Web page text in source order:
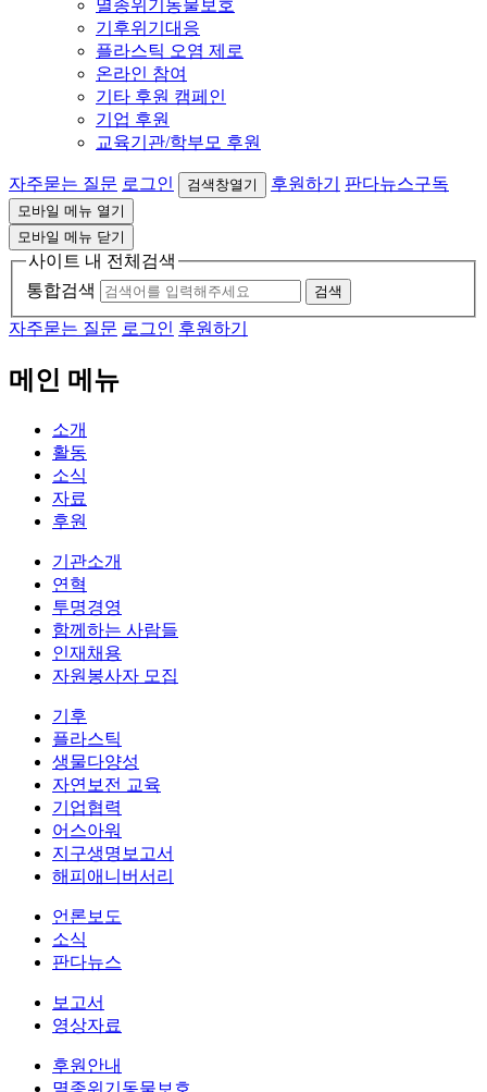
멸종위기동물보호
기후위기대응
플라스틱 오염 제로
온라인 참여
기타 후원 캠페인
기업 후원
교육기관/학부모 후원
자주묻는 질문 로그인 검색창열기 후원하기 판다뉴스구독
모바일 메뉴 열기
모바일 메뉴 닫기
사이트 내 전체검색
통합검색
검색
자주묻는 질문 로그인 후원하기
메인 메뉴
소개
활동
소식
자료
후원
기관소개
연혁
투명경영
함께하는 사람들
인재채용
자원봉사자 모집
기후
플라스틱
생물다양성
자연보전 교육
기업협력
어스아워
지구생명보고서
해피애니버서리
언론보도
소식
판다뉴스
보고서
영상자료
후원안내